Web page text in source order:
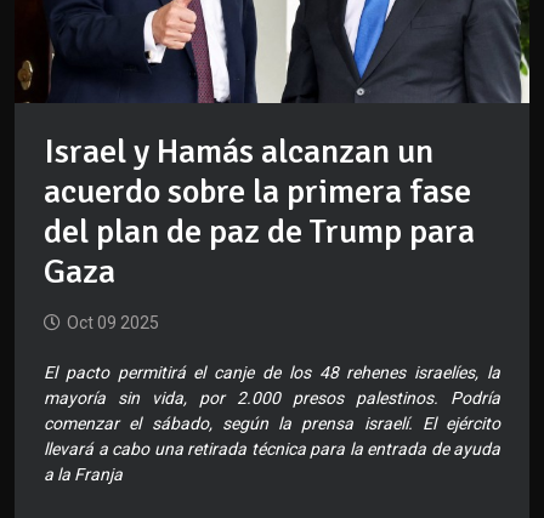
Israel y Hamás alcanzan un
acuerdo sobre la primera fase
del plan de paz de Trump para
Gaza
Oct 09 2025
El pacto permitirá el canje de los 48 rehenes israelíes, la
mayoría sin vida, por 2.000 presos palestinos. Podría
comenzar el sábado, según la prensa israelí. El ejército
llevará a cabo una retirada técnica para la entrada de ayuda
a la Franja